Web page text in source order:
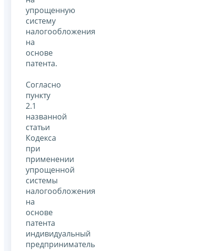
упрощенную
систему
налогообложения
на
основе
патента.
Согласно
пункту
2.1
названной
статьи
Кодекса
при
применении
упрощенной
системы
налогообложения
на
основе
патента
индивидуальный
предприниматель